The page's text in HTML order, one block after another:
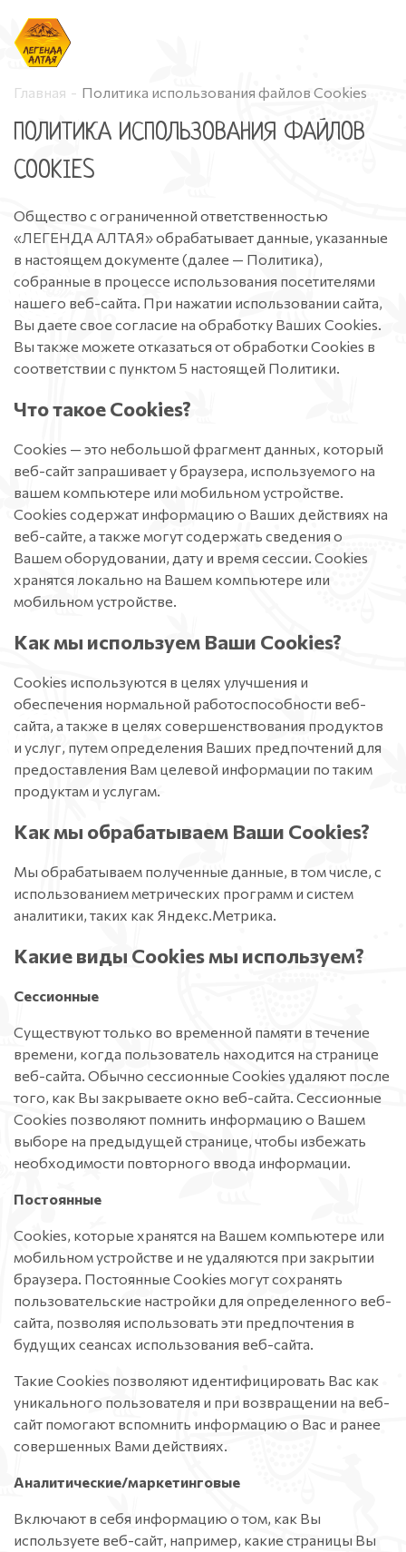
Менеджер продаж
+7 (929) 395-67-47
Менеджер продаж
+7 (901) 208-93-28
Главная Политика использования файлов Cookies
ПОЛИТИКА ИСПОЛЬЗОВАНИЯ ФАЙЛОВ
COOKIES
Общество с ограниченной ответственностью
«ЛЕГЕНДА АЛТАЯ» обрабатывает данные, указанные
в настоящем документе (далее — Политика),
собранные в процессе использования посетителями
нашего веб-сайта. При нажатии использовании сайта,
Вы даете свое согласие на обработку Ваших Cookies.
Вы также можете отказаться от обработки Cookies в
соответствии с пунктом 5 настоящей Политики.
Что такое Cookies?
Сookies — это небольшой фрагмент данных, который
веб-сайт запрашивает у браузера, используемого на
вашем компьютере или мобильном устройстве.
Cookies содержат информацию о Ваших действиях на
веб-сайте, а также могут содержать сведения о
Вашем оборудовании, дату и время сессии. Сookies
хранятся локально на Вашем компьютере или
мобильном устройстве.
Как мы используем Ваши Cookies?
Cookies используются в целях улучшения и
обеспечения нормальной работоспособности веб-
сайта, а также в целях совершенствования продуктов
и услуг, путем определения Ваших предпочтений для
предоставления Вам целевой информации по таким
продуктам и услугам.
Как мы обрабатываем Ваши Cookies?
Мы обрабатываем полученные данные, в том числе, с
использованием метрических программ и систем
аналитики, таких как Яндекс.Метрика.
Какие виды Сookies мы используем?
Сессионные
Существуют только во временной памяти в течение
времени, когда пользователь находится на странице
веб-сайта. Обычно сессионные Cookies удаляют после
того, как Вы закрываете окно веб-сайта. Сессионные
Cookies позволяют помнить информацию о Вашем
выборе на предыдущей странице, чтобы избежать
необходимости повторного ввода информации.
Постоянные
Сookies, которые хранятся на Вашем компьютере или
мобильном устройстве и не удаляются при закрытии
браузера. Постоянные Сookies могут сохранять
пользовательские настройки для определенного веб-
сайта, позволяя использовать эти предпочтения в
будущих сеансах использования веб-сайта.
Такие Cookies позволяют идентифицировать Вас как
уникального пользователя и при возвращении на веб-
сайт помогают вспомнить информацию о Вас и ранее
совершенных Вами действиях.
Аналитические/маркетинговые
Включают в себя информацию о том, как Вы
используете веб-сайт, например, какие страницы Вы